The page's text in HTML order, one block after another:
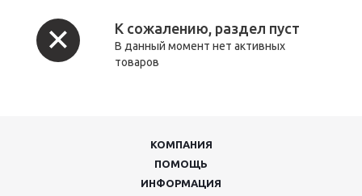
К сожалению, раздел пуст
В данный момент нет активных
товаров
КОМПАНИЯ
ПОМОЩЬ
ИНФОРМАЦИЯ